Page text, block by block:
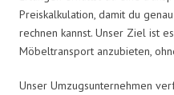
Preiskalkulation, damit du
rechnen kannst. Unser Ziel ist
Möbeltransport anzubieten,
Unser Umzugsunternehmen